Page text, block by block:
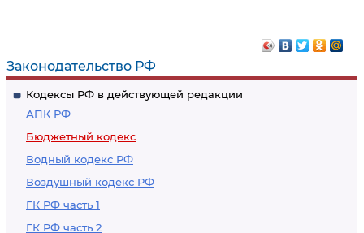
Законодательство РФ
Кодексы РФ в действующей редакции
АПК РФ
Бюджетный кодекс
Водный кодекс РФ
Воздушный кодекс РФ
ГК РФ часть 1
ГК РФ часть 2